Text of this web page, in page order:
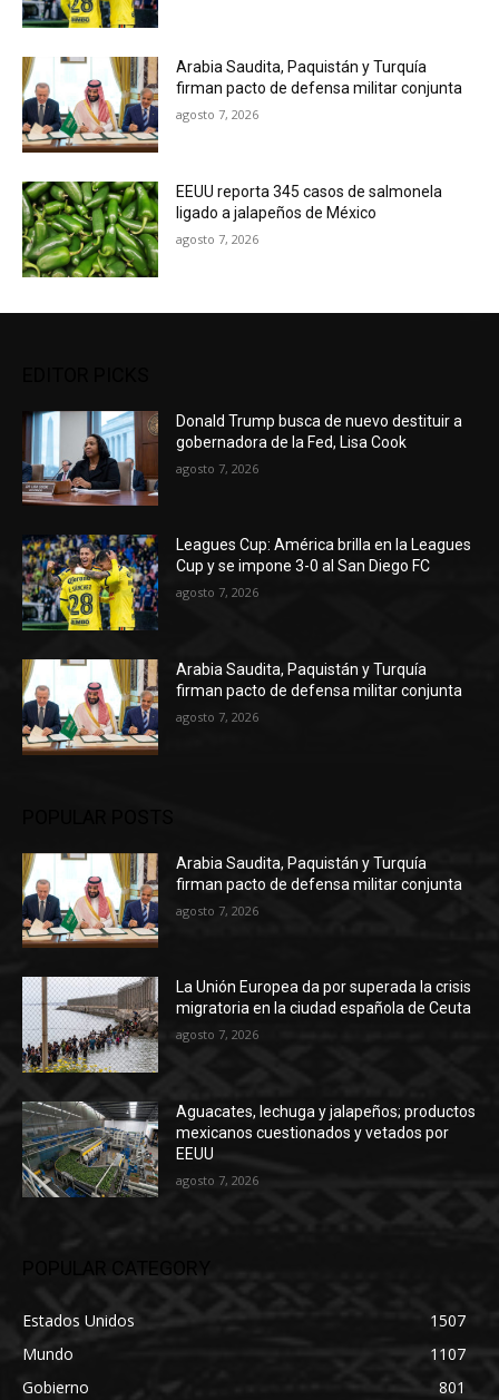
Arabia Saudita, Paquistán y Turquía
firman pacto de defensa militar conjunta
agosto 7, 2026
EEUU reporta 345 casos de salmonela
ligado a jalapeños de México
agosto 7, 2026
Donald Trump busca de nuevo destituir a
gobernadora de la Fed, Lisa Cook
agosto 7, 2026
Leagues Cup: América brilla en la Leagues
Cup y se impone 3-0 al San Diego FC
agosto 7, 2026
Arabia Saudita, Paquistán y Turquía
firman pacto de defensa militar conjunta
agosto 7, 2026
Arabia Saudita, Paquistán y Turquía
firman pacto de defensa militar conjunta
agosto 7, 2026
La Unión Europea da por superada la crisis
migratoria en la ciudad española de Ceuta
agosto 7, 2026
Aguacates, lechuga y jalapeños; productos
mexicanos cuestionados y vetados por
EEUU
agosto 7, 2026
POPULAR CATEGORY
Estados Unidos
1507
Mundo
1107
Gobierno
801